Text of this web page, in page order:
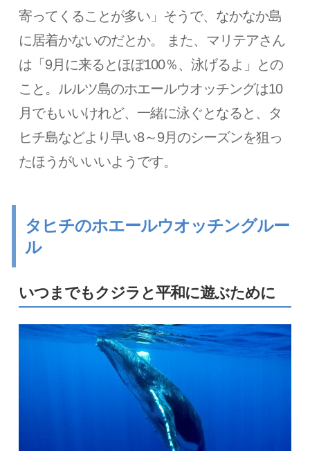
寄ってくることが多い」そうで、なかなか島
に居着かないのだとか。 また、マリテアさん
は「9月に来るとほぼ100％、泳げるよ」との
こと。ルルツ島のホエールウオッチングは10
月でもいいけれど、一緒に泳ぐとなると、タ
ヒチ島などより早い8～9月のシーズンを狙っ
たほうがいいいようです。
タヒチのホエールウオッチングルー
ル
いつまでもクジラと平和に遊ぶために